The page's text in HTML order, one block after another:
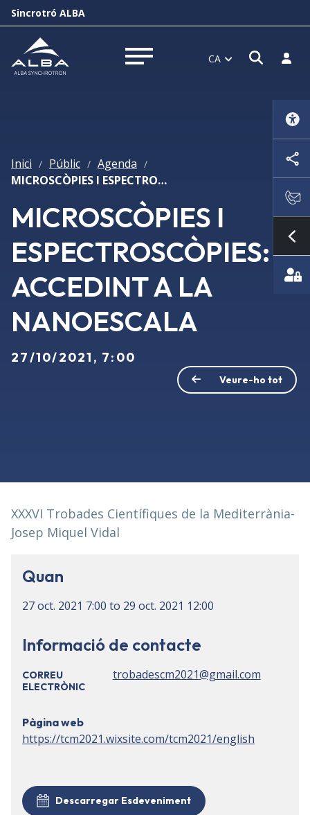
Sincrotró ALBA
Obrir menú CA Obrir
Inici / Públic / Agenda /
MICROSCÒPIES I ESPECTROSCÒPIES: ACCEDINT A LA NANOESCALA
MICROSCÒPIES I
ESPECTROSCÒPIES:
ACCEDINT A LA
NANOESCALA
27/10/2021, 7:00
Veure-ho tot
XXXVI Trobades Científiques de la Mediterrània-
Josep Miquel Vidal
Quan
27 oct. 2021 7:00 to 29 oct. 2021 12:00
Informació de contacte
CORREU
ELECTRÒNIC
trobadescm2021@gmail.com
Pàgina web
https://tcm2021.wixsite.com/tcm2021/english
Descarregar Esdeveniment